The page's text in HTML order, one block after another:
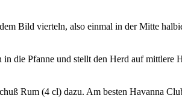
Bild vierteln, also einmal in der Mitte
in die Pfanne und stellt den Herd auf
Rum (4 cl) dazu. Am besten Havanna